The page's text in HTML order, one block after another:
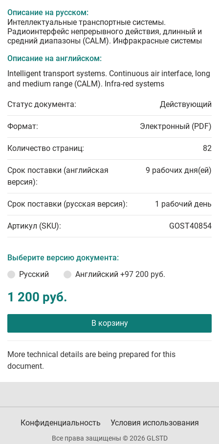
Описание на русском:
Интеллектуальные транспортные системы.
Радиоинтерфейс непрерывного действия, длинный и
средний диапазоны (CALM). Инфракрасные системы
Описание на английском:
Intelligent transport systems. Continuous air interface, long
and medium range (CALM). Infra-red systems
Статус документа: Действующий
Формат: Электронный (PDF)
Количество страниц: 82
Срок поставки (английская
версия):
9 рабочих дня(ей)
Срок поставки (русская версия): 1 рабочий день
Артикул (SKU): GOST40854
Выберите версию документа:
Русский
Английский +97 200 руб.
1 200 руб.
В корзину
More technical details are being prepared for this
document.
Конфиденциальность Условия использования
Все права защищены © 2026 GLSTD